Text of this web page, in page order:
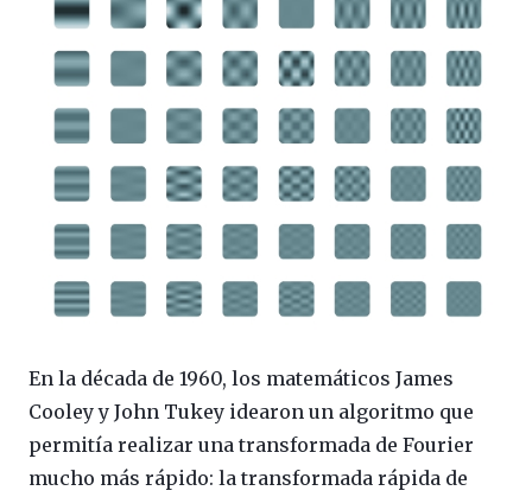
En la década de 1960, los matemáticos James
Cooley y John Tukey idearon un algoritmo que
permitía realizar una transformada de Fourier
mucho más rápido: la transformada rápida de